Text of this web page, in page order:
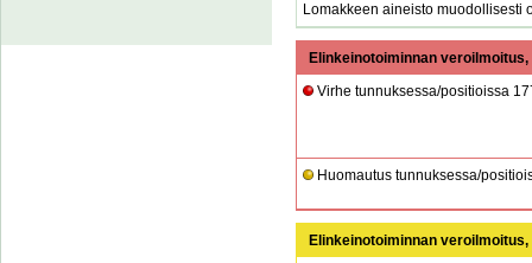
Lomakkeen aineisto muodollisesti
Elinkeinotoiminnan
Virhe tunnuksessa/positioissa
Huomautus tunnuksessa/
Elinkeinotoiminnan